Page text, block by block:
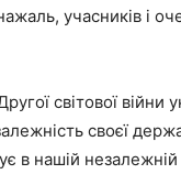
учасників і
світової війни
своєї
в нашій незалежній